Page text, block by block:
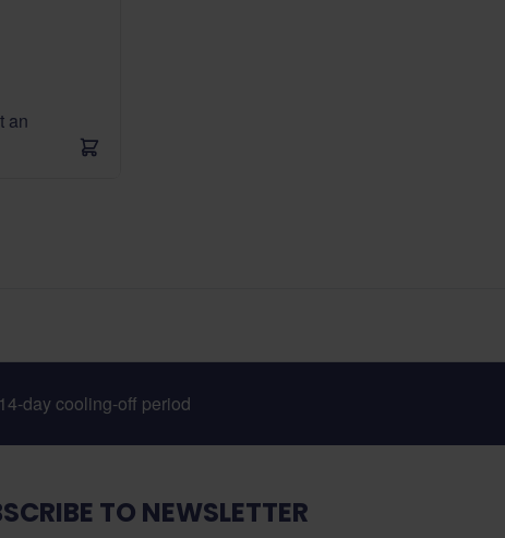
an
day cooling-off period
TO NEWSLETTER